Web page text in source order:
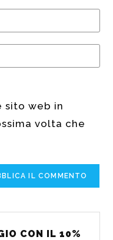
sito web in
volta che
CON IL 10%